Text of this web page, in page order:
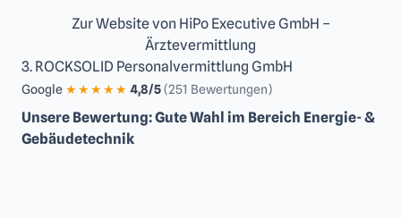
Zur Website von HiPo Executive GmbH –
Ärztevermittlung
3. ROCKSOLID Personalvermittlung GmbH
Google ★★★★★ 4,8/5(251 Bewertungen)
Unsere Bewertung: Gute Wahl im Bereich Energie- &
Gebäudetechnik